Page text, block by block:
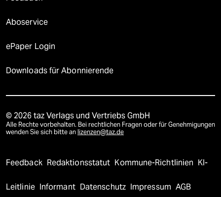
Aboservice
ePaper Login
Downloads für Abonnierende
© 2026 taz Verlags und Vertriebs GmbH
Alle Rechte vorbehalten. Bei rechtlichen Fragen oder für Genehmigungen
wenden Sie sich bitte an lizenzen@taz.de
Feedback Redaktionsstatut Kommune-Richtlinien KI-
Leitlinie Informant Datenschutz Impressum AGB